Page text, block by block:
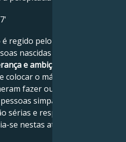
regido pelo planeta
nascidas sob este signo
e ambição
colocar o máximo de esforço
fazer ou que lhes foi
simpáticas e alegres,
sérias e responsáveis, e
se nestas atitudes.